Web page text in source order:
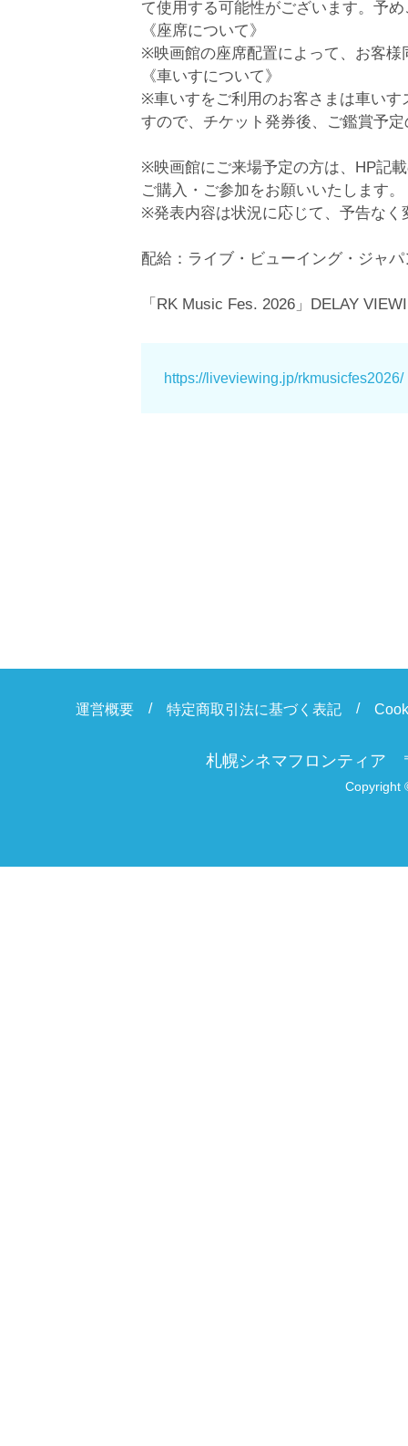
て使用する可能性がございます。予
《座席について》
※映画館の座席配置によって、お客
《車いすについて》
※車いすをご利用のお客さまは車い
すので、チケット発券後、ご鑑賞予
※映画館にご来場予定の方は、HP記
ご購入・ご参加をお願いいたします。
※発表内容は状況に応じて、予告な
配給：ライブ・ビューイング・ジャパ
「RK Music Fes. 2026」DELAY
https://liveviewing.jp/rkmusicfes2026/
運営概要 特定商取引法に基づく表記
札幌シネマフロンティア
Copyright